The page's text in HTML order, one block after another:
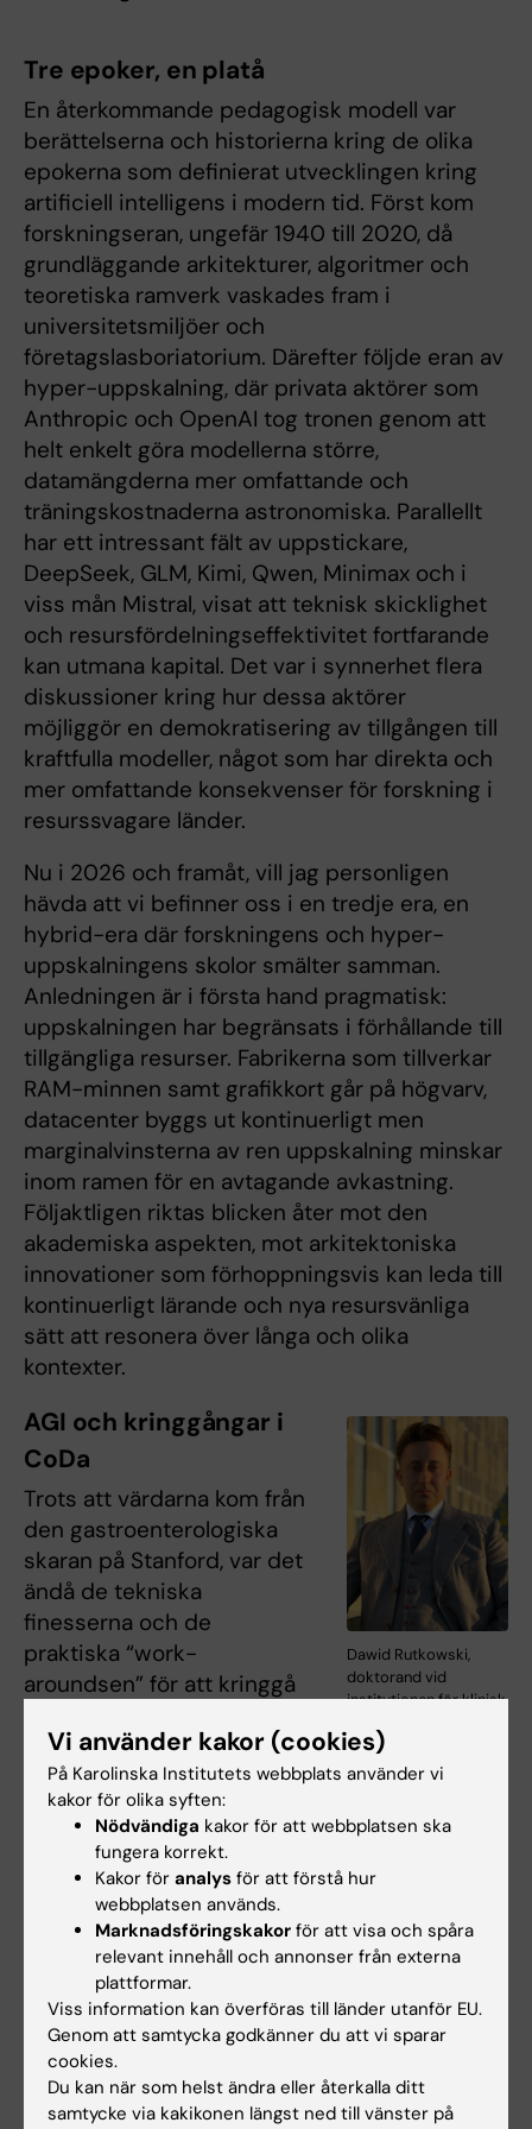
Tre epoker, en platå
En återkommande pedagogisk modell var
berättelserna och historierna kring de olika
epokerna som definierat utvecklingen kring
artificiell intelligens i modern tid. Först kom
forskningseran, ungefär 1940 till 2020, då
grundläggande arkitekturer, algoritmer och
teoretiska ramverk vaskades fram i
universitetsmiljöer och
företagslasboriatorium. Därefter följde eran av
hyper-uppskalning, där privata aktörer som
Anthropic och OpenAI tog tronen genom att
helt enkelt göra modellerna större,
datamängderna mer omfattande och
träningskostnaderna astronomiska. Parallellt
har ett intressant fält av uppstickare,
DeepSeek, GLM, Kimi, Qwen, Minimax och i
viss mån Mistral, visat att teknisk skicklighet
och resursfördelningseffektivitet fortfarande
kan utmana kapital. Det var i synnerhet flera
diskussioner kring hur dessa aktörer
möjliggör en demokratisering av tillgången till
kraftfulla modeller, något som har direkta och
mer omfattande konsekvenser för forskning i
resurssvagare länder.
Nu i 2026 och framåt, vill jag personligen
hävda att vi befinner oss i en tredje era, en
hybrid-era där forskningens och hyper-
uppskalningens skolor smälter samman.
Anledningen är i första hand pragmatisk:
uppskalningen har begränsats i förhållande till
tillgängliga resurser. Fabrikerna som tillverkar
RAM-minnen samt grafikkort går på högvarv,
datacenter byggs ut kontinuerligt men
marginalvinsterna av ren uppskalning minskar
inom ramen för en avtagande avkastning.
Följaktligen riktas blicken åter mot den
akademiska aspekten, mot arkitektoniska
innovationer som förhoppningsvis kan leda till
kontinuerligt lärande och nya resursvänliga
sätt att resonera över långa och olika
kontexter.
Dawid Rutkowski,
doktorand vid
institutionen för klinisk
intervention och teknik
- CLINTEC.
AGI och kringgångar i
CoDa
Trots att värdarna kom från
den gastroenterologiska
skaran på Stanford, var det
ändå de tekniska
finesserna och de
praktiska “work-
aroundsen” för att kringgå
tillkortakommanden —
hallucinationer,
kontextfönsterbegränsningar, svårigheter med
flerstegsresonemang — som dominerade
samtalen. Målbilden tonade fram tydligt: ett
tillstånd som kan kallas Artificial General
Intelligence (AGI), oavsett hur man definierar
det. Det var på sätt och vis passande att
diskussionen fördes i just CoDa-byggnaden,
vars fysiska form är en påminnelse om att
data och beräkning numera är en akademisk
disciplin i sig själv och inte bara ett verktyg
för andra discipliner.
Vi använder kakor (cookies)
På Karolinska Institutets webbplats använder vi
kakor för olika syften:
Nödvändiga kakor för att webbplatsen ska
fungera korrekt.
Kakor för analys för att förstå hur
webbplatsen används.
Marknadsföringskakor för att visa och spåra
relevant innehåll och annonser från externa
plattformar.
Viss information kan överföras till länder utanför EU.
Genom att samtycka godkänner du att vi sparar
cookies.
Du kan när som helst ändra eller återkalla ditt
samtycke via kakikonen längst ned till vänster på